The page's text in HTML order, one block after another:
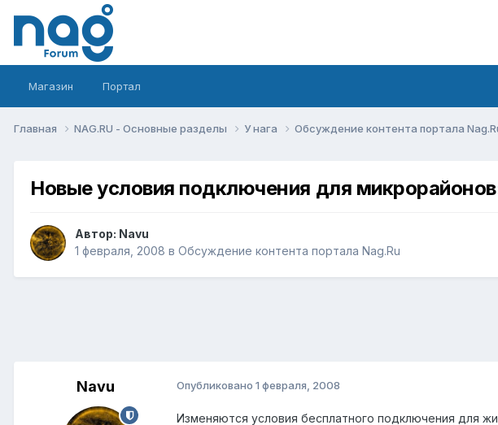
Магазин Портал
Главная NAG.RU - Основные разделы У нага Обсуждение контента портала
Новые условия подключения для
Автор: Navu
1 февраля, 2008 в Обсуждение контента портала Nag.Ru
Navu Опубликовано 1 февраля, 2008
Изменяются условия бесплатного подключения для